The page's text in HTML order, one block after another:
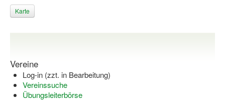
Karte
Vereine
Log-in (zzt. in Bearbeitung)
Vereinssuche
Übungsleiterbörse